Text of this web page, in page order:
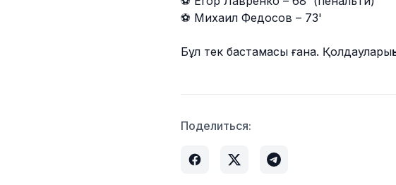
⚽️ Михаил Федосов – 73'
Бұл тек бастамасы ғана.
Поделиться: